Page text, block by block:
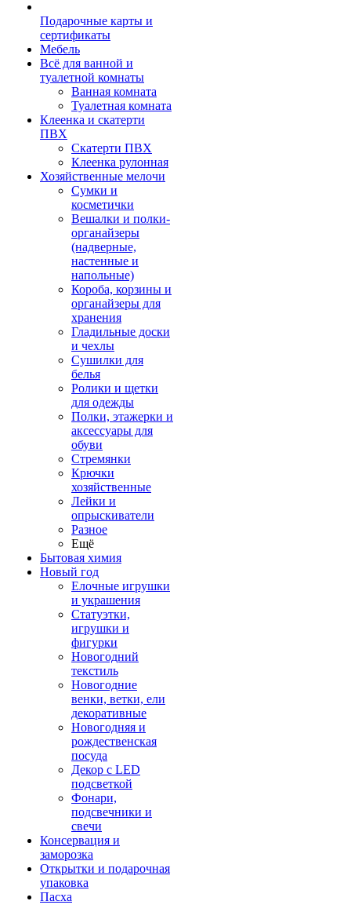
Подарочные карты и
сертификаты
Мебель
Всё для ванной и
туалетной комнаты
Ванная комната
Туалетная комната
Клеенка и скатерти
ПВХ
Скатерти ПВХ
Клеенка рулонная
Хозяйственные мелочи
Сумки и
косметички
Вешалки и полки-
органайзеры
(надверные,
настенные и
напольные)
Короба, корзины и
органайзеры для
хранения
Гладильные доски
и чехлы
Сушилки для
белья
Ролики и щетки
для одежды
Полки, этажерки и
аксессуары для
обуви
Стремянки
Крючки
хозяйственные
Лейки и
опрыскиватели
Разное
Ещё
Бытовая химия
Новый год
Елочные игрушки
и украшения
Статуэтки,
игрушки и
фигурки
Новогодний
текстиль
Новогодние
венки, ветки, ели
декоративные
Новогодняя и
рождественская
посуда
Декор с LED
подсветкой
Фонари,
подсвечники и
свечи
Консервация и
заморозка
Открытки и подарочная
упаковка
Пасха